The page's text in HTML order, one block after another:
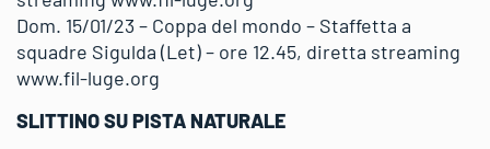
Dom. 15/01/23 – Coppa del mondo – Staffetta a
squadre Sigulda (Let) – ore 12.45, diretta streaming
www.fil-luge.org
SLITTINO SU PISTA NATURALE